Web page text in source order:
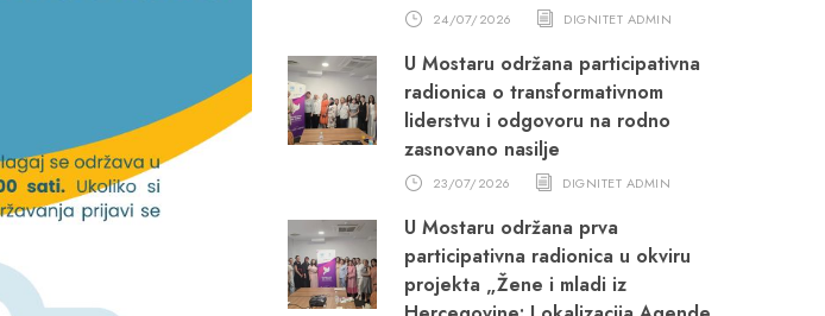
24/07/2026 DIGNITET ADMIN
U Mostaru održana participativna
radionica o transformativnom
liderstvu i odgovoru na rodno
zasnovano nasilje
23/07/2026 DIGNITET ADMIN
U Mostaru održana prva
participativna radionica u okviru
projekta „Žene i mladi iz